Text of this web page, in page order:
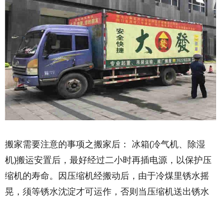
搬家需要注意的事项之搬家后： 冰箱(冷气机、除湿
机)搬运安置后，最好经过二小时再插电源，以保护压
缩机的寿命。因压缩机经搬动后，由于冷煤里锈水摇
晃，须等锈水沈淀才可运作，否则当压缩机送出锈水